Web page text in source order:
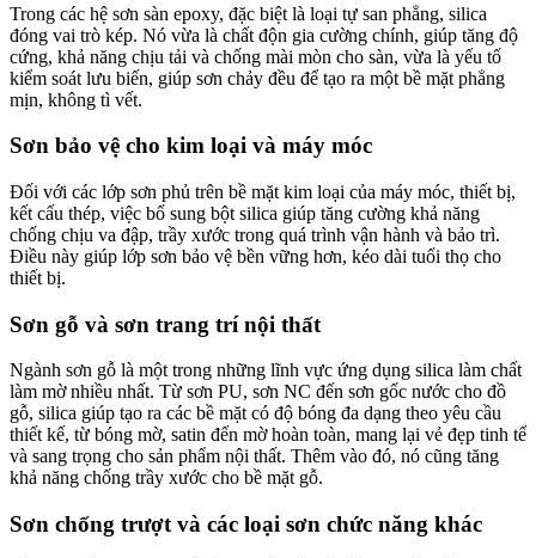
Trong các hệ sơn sàn epoxy, đặc biệt là loại tự san phẳng, silica
đóng vai trò kép. Nó vừa là chất độn gia cường chính, giúp tăng độ
cứng, khả năng chịu tải và chống mài mòn cho sàn, vừa là yếu tố
kiểm soát lưu biến, giúp sơn chảy đều để tạo ra một bề mặt phẳng
mịn, không tì vết.
Sơn bảo vệ cho kim loại và máy móc
Đối với các lớp sơn phủ trên bề mặt kim loại của máy móc, thiết bị,
kết cấu thép, việc bổ sung bột silica giúp tăng cường khả năng
chống chịu va đập, trầy xước trong quá trình vận hành và bảo trì.
Điều này giúp lớp sơn bảo vệ bền vững hơn, kéo dài tuổi thọ cho
thiết bị.
Sơn gỗ và sơn trang trí nội thất
Ngành sơn gỗ là một trong những lĩnh vực ứng dụng silica làm chất
làm mờ nhiều nhất. Từ sơn PU, sơn NC đến sơn gốc nước cho đồ
gỗ, silica giúp tạo ra các bề mặt có độ bóng đa dạng theo yêu cầu
thiết kế, từ bóng mờ, satin đến mờ hoàn toàn, mang lại vẻ đẹp tinh tế
và sang trọng cho sản phẩm nội thất. Thêm vào đó, nó cũng tăng
khả năng chống trầy xước cho bề mặt gỗ.
Sơn chống trượt và các loại sơn chức năng khác